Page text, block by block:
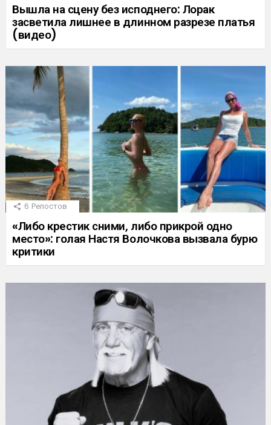
Вышла на сцену без исподнего: Лорак
засветила лишнее в длинном разрезе платья
(видео)
6 Репостов
«Либо крестик сними, либо прикрой одно
место»: голая Настя Волочкова вызвала бурю
критики